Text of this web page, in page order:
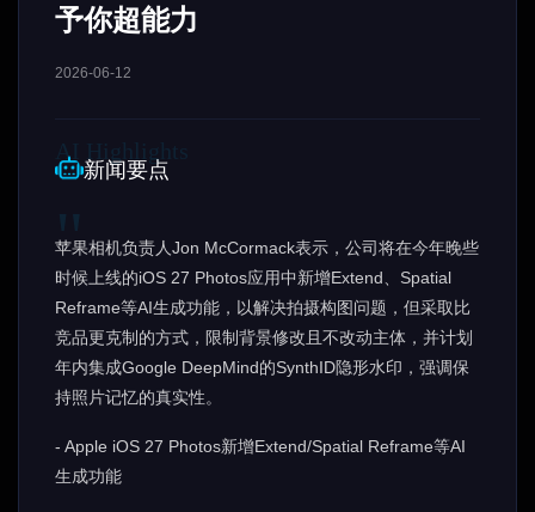
予你超能力
2026-06-12
新闻要点
苹果相机负责人Jon McCormack表示，公司将在今年晚些
时候上线的iOS 27 Photos应用中新增Extend、Spatial
Reframe等AI生成功能，以解决拍摄构图问题，但采取比
竞品更克制的方式，限制背景修改且不改动主体，并计划
年内集成Google DeepMind的SynthID隐形水印，强调保
持照片记忆的真实性。
- Apple iOS 27 Photos新增Extend/Spatial Reframe等AI
生成功能